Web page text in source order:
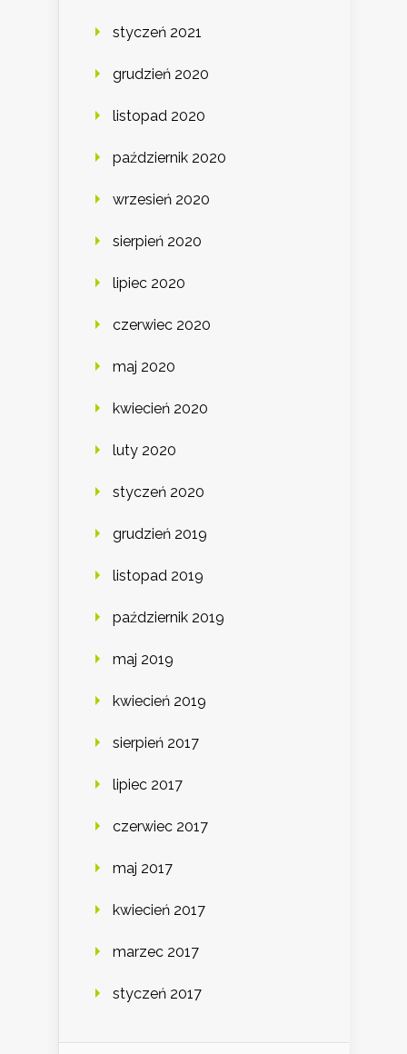
styczeń 2021
grudzień 2020
listopad 2020
październik 2020
wrzesień 2020
sierpień 2020
lipiec 2020
czerwiec 2020
maj 2020
kwiecień 2020
luty 2020
styczeń 2020
grudzień 2019
listopad 2019
październik 2019
maj 2019
kwiecień 2019
sierpień 2017
lipiec 2017
czerwiec 2017
maj 2017
kwiecień 2017
marzec 2017
styczeń 2017